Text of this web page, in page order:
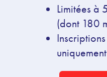
Limitées à
(dont 180
uniquement